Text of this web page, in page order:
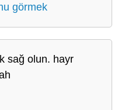
görmek
sağ olun. hayr